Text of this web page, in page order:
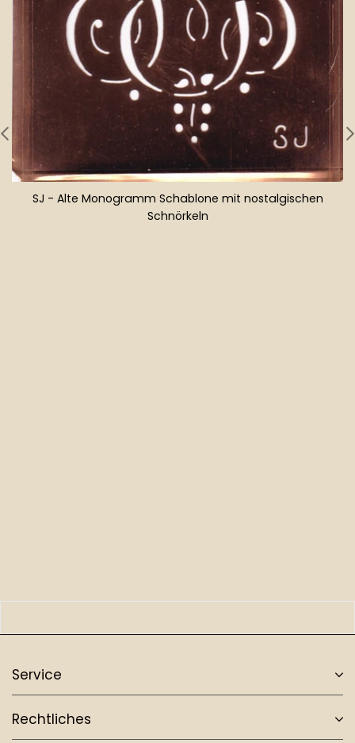
SJ - Alte Monogramm Schablone mit nostalgischen
Schnörkeln
Service
Rechtliches